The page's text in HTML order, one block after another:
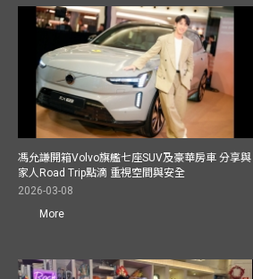
馮允謙開箱Volvo旗艦七座SUV及豪華房車 分享與
家人Road Trip點滴 重視空間與安全
2026-03-08
More